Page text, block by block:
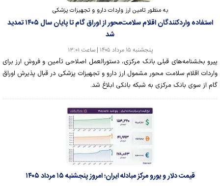
به منظور تامین ارز واردات دارو و تجهیزات پزشکی
استفاده واردکنندگان اقلام سلامت‌محور از اوراق گام تا پایان سال ۱۴۰۵ تمدید
شد
پنجشنبه ۱۵ مرداد ۱۴۰۵ | ساعت ۱۳:۰۱
پیرو بخشنامه‌های قبلی بانک مرکزی، دستورالعمل اصلاحی تأمین و فروش ارز برای
واردات اقلام سلامت محور مشمول ارز دارو و تجهیزات پزشکی در قبال پذیرش اوراق
گام از سوی بانک مرکزی به شبکه بانکی ابلاغ شد.
قیمت دلار و یورو مرکز مبادله ایران؛ امروز پنجشنبه ۱۵ مرداد ۱۴۰۵